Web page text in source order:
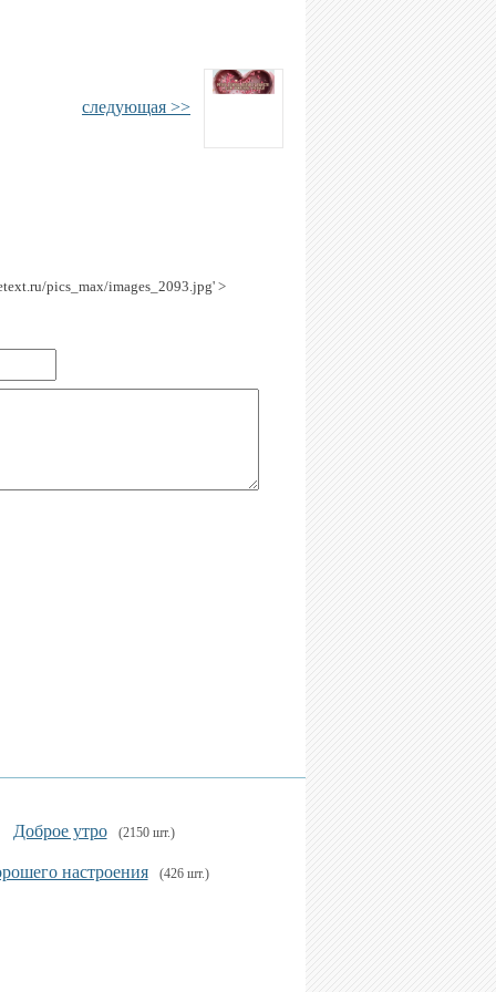
следующая >>
pics_max/images_2093.jpg' >
Доброе утро (2150 шт.)
настроения (426 шт.)